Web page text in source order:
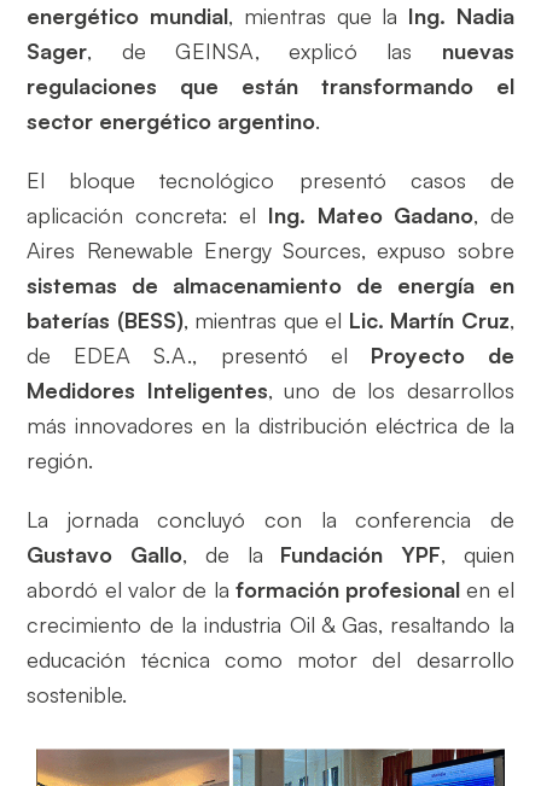
energético mundial, mientras que la Ing. Nadia
Sager, de GEINSA, explicó las nuevas
regulaciones que están transformando el
sector energético argentino.
El bloque tecnológico presentó casos de
aplicación concreta: el Ing. Mateo Gadano, de
Aires Renewable Energy Sources, expuso sobre
sistemas de almacenamiento de energía en
baterías (BESS), mientras que el Lic. Martín Cruz,
de EDEA S.A., presentó el Proyecto de
Medidores Inteligentes, uno de los desarrollos
más innovadores en la distribución eléctrica de la
región.
La jornada concluyó con la conferencia de
Gustavo Gallo, de la Fundación YPF, quien
abordó el valor de la formación profesional en el
crecimiento de la industria Oil & Gas, resaltando la
educación técnica como motor del desarrollo
sostenible.